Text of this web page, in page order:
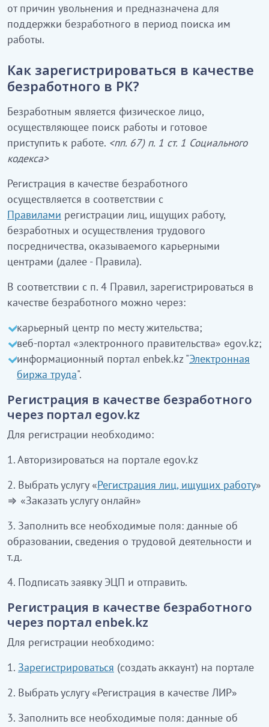
от причин увольнения и предназначена для
поддержки безработного в период поиска им
работы.
Как зарегистрироваться в качестве
безработного в РК?
Безработным является физическое лицо,
осуществляющее поиск работы и готовое
приступить к работе. <пп. 67) п. 1 ст. 1 Социального
кодекса>
Регистрация в качестве безработного
осуществляется в соответствии с
Правилами регистрации лиц, ищущих работу,
безработных и осуществления трудового
посредничества, оказываемого карьерными
центрами (далее - Правила).
В соответствии с п. 4 Правил, зарегистрироваться в
качестве безработного можно через:
карьерный центр по месту жительства;
веб-портал «электронного правительства» egov.kz;
информационный портал enbek.kz "Электронная
биржа труда".
Регистрация в качестве безработного
через портал egov.kz
Для регистрации необходимо:
1.Авторизироваться на портале egov.kz
2. Выбрать услугу «Регистрация лиц, ищущих работу»
⇒ «Заказать услугу онлайн»
3. Заполнить все необходимые поля: данные об
образовании, сведения о трудовой деятельности и
т.д.
4. Подписать заявку ЭЦП и отправить.
Регистрация в качестве безработного
через портал enbek.kz
Для регистрации необходимо:
1. Зарегистрироваться (создать аккаунт) на портале
2. Выбрать услугу «Регистрация в качестве ЛИР»
3. Заполнить все необходимые поля: данные об